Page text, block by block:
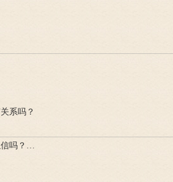
系吗？
李炳南答：相命师说命运与身命有关可以信吗？佛能解脱？